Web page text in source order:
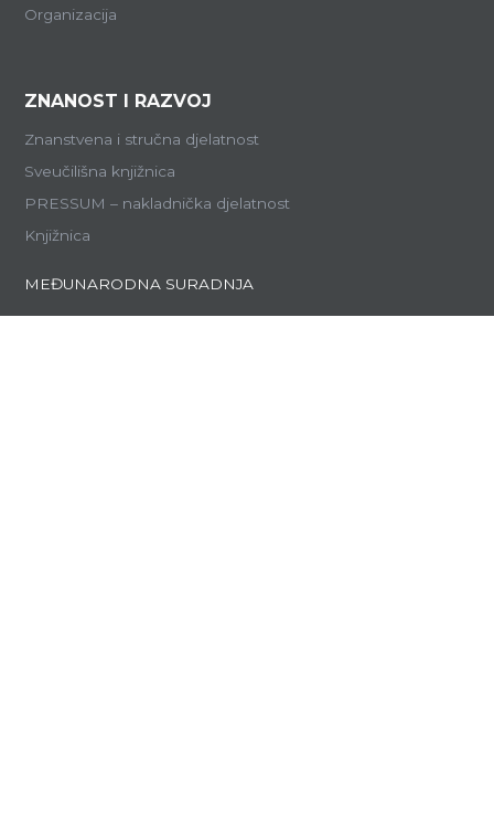
Organizacija
ZNANOST I RAZVOJ
Znanstvena i stručna djelatnost
Sveučilišna knjižnica
PRESSUM – nakladnička djelatnost
Knjižnica
MEĐUNARODNA SURADNJA